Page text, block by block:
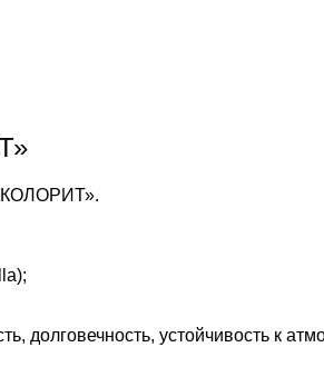
КОЛОРИТ».
долговечность, устойчивость к